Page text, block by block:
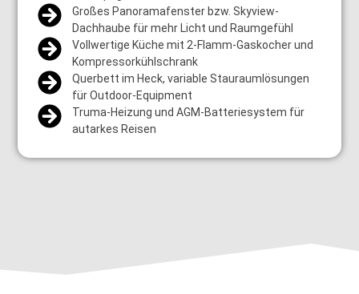
Großes Panoramafenster bzw. Skyview-
Dachhaube für mehr Licht und Raumgefühl
Vollwertige Küche mit 2-Flamm-Gaskocher und
Kompressorkühlschrank
Querbett im Heck, variable Stauraumlösungen
für Outdoor-Equipment
Truma-Heizung und AGM-Batteriesystem für
autarkes Reisen